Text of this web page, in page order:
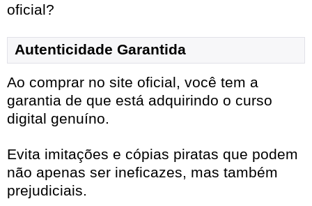
oficial?
Autenticidade Garantida
Ao comprar no site oficial, você tem a
garantia de que está adquirindo o curso
digital genuíno.
Evita imitações e cópias piratas que podem
não apenas ser ineficazes, mas também
prejudiciais.